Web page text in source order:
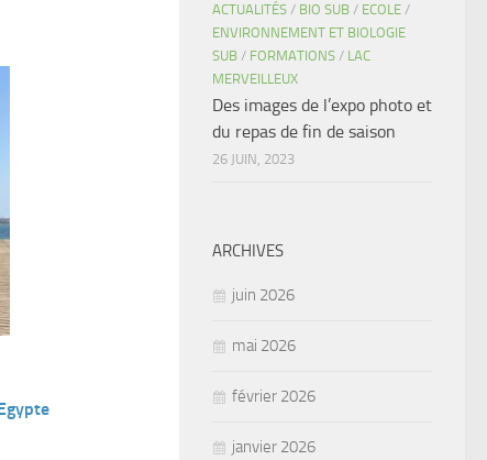
ACTUALITÉS / BIO SUB / ECOLE /
ENVIRONNEMENT ET BIOLOGIE
SUB / FORMATIONS / LAC
MERVEILLEUX
Des images de l’expo photo et
du repas de fin de saison
26 JUIN, 2023
ARCHIVES
juin 2026
mai 2026
février 2026
janvier 2026